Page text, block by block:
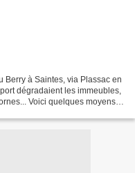
Berry à Saintes, via Plassac en
dégradaient les immeubles,
Voici quelques moyens